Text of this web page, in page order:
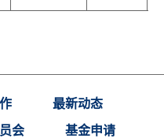
最新动态
会
基金申请